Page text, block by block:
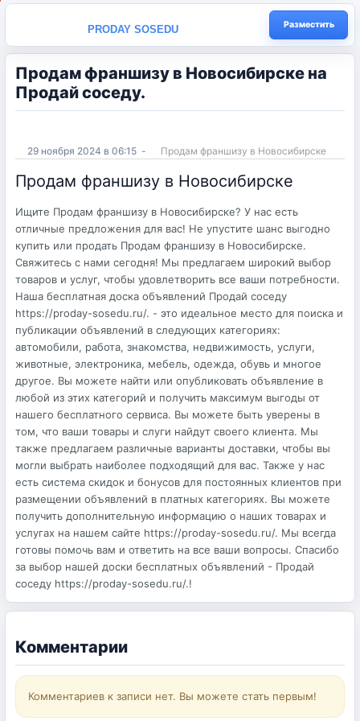
PRODAY SOSEDU Разместить
Продам франшизу в Новосибирске на
Продай соседу.
29 ноября 2024 в 06:15 - Продам франшизу в Новосибирске
Продам франшизу в Новосибирске
Ищите Продам франшизу в Новосибирске? У нас есть
отличные предложения для вас! Не упустите шанс выгодно
купить или продать Продам франшизу в Новосибирске.
Свяжитесь с нами сегодня! Мы предлагаем широкий выбор
товаров и услуг, чтобы удовлетворить все ваши потребности.
Наша бесплатная доска объявлений Продай соседу
https://proday-sosedu.ru/. - это идеальное место для поиска и
публикации объявлений в следующих категориях:
автомобили, работа, знакомства, недвижимость, услуги,
животные, электроника, мебель, одежда, обувь и многое
другое. Вы можете найти или опубликовать объявление в
любой из этих категорий и получить максимум выгоды от
нашего бесплатного сервиса. Вы можете быть уверены в
том, что ваши товары и слуги найдут своего клиента. Мы
также предлагаем различные варианты доставки, чтобы вы
могли выбрать наиболее подходящий для вас. Также у нас
есть система скидок и бонусов для постоянных клиентов при
размещении объявлений в платных категориях. Вы можете
получить дополнительную информацию о наших товарах и
услугах на нашем сайте https://proday-sosedu.ru/. Мы всегда
готовы помочь вам и ответить на все ваши вопросы. Спасибо
за выбор нашей доски бесплатных объявлений - Продай
соседу https://proday-sosedu.ru/.!
Комментарии
Комментариев к записи нет. Вы можете стать первым!